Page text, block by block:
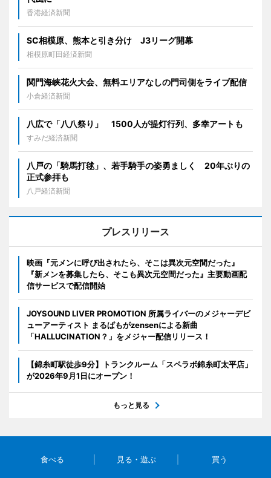
香港経済新聞
SC相模原、熊本と引き分け J3リーグ開幕
相模原町田経済新聞
関門海峡花火大会、無料エリアなしの門司側をライブ配信
小倉経済新聞
八広で「八八祭り」 1500人が提灯行列、多幸アートも
すみだ経済新聞
八戸の「騎馬打毬」、若手騎手の姿勇ましく 20年ぶりの
正式参拝も
八戸経済新聞
プレスリリース
映画『元メンに呼び出されたら、そこは異次元空間だった』
『新メンを募集したら、そこも異次元空間だった』主要動画配
信サービスで配信開始
JOYSOUND LIVER PROMOTION 所属ライバーのメジャーデビ
ューアーティスト まるぱもがzensenによる新曲
「HALLUCINATION？」をメジャー配信リリース！
【錦糸町駅徒歩9分】トランクルーム「スペラボ錦糸町太平店」
が2026年9月1日にオープン！
もっと見る
食べる 見る・遊ぶ 買う